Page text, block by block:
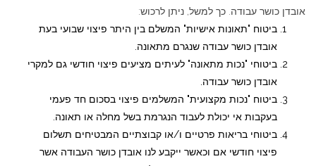
אובדן כושר עבודה. כך למשל, ניתן לרכוש:
ביטוח "תאונות אישיות" המשלם בין היתר פיצוי שבועי בעת
אובדן כושר עבודה שנגרם מתאונה.
ביטוחי "נכות מתאונה" לעיתים מציעים פיצוי חודשי גם למקרי
אובדן כושר עבודה.
ביטוח "נכות מקצועית" המשלמים פיצוי בסכום חד פעמי
בעקבות אי יכולת לעבוד הנגרמת בשל מחלה או תאונה.
ביטוחי בריאות פרטיים ו/או קבוצתיים המבטיחים תשלום
פיצוי חודשי אם וכאשר ייקבע לנו אובדן כושר העבודה אשר